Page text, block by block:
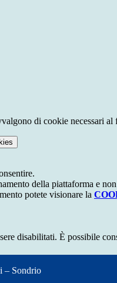
di cookie necessari
della piattaforma e
potete visionare la
disabilitati. È possibile
– Sondrio